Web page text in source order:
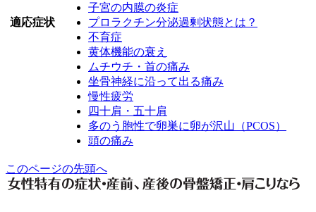
適応症状
子宮の内膜の炎症
プロラクチン分泌過剰状態とは？
不育症
黄体機能の衰え
ムチウチ・首の痛み
坐骨神経に沿って出る痛み
慢性疲労
四十肩・五十肩
多のう胞性で卵巣に卵が沢山（PCOS）
頭の痛み
このページの先頭へ